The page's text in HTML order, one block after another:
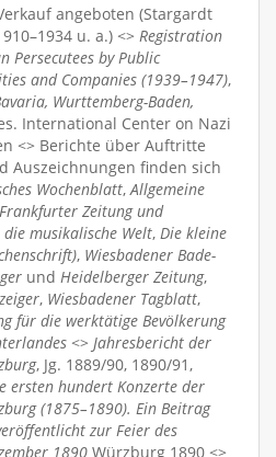
angeboten (Stargardt
u. a.) <> Registration
Persecutees by Public
and Companies (1939–1947),
Wurttemberg-Baden,
International Center on Nazi
<> Berichte über Auftritte
Auszeichnungen finden sich
Wochenblatt, Allgemeine
Frankfurter Zeitung und
musikalische Welt, Die kleine
, Wiesbadener Bade-
und Heidelberger Zeitung,
, Wiesbadener Tagblatt,
für die werktätige Bevölkerung
<> Jahresbericht der
, Jg. 1889/90, 1890/91,
ersten hundert Konzerte der
(1875–1890). Ein Beitrag
zur Feier des
1890 Würzburg 1890 <>